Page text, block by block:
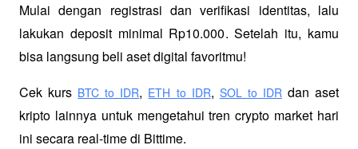
Mulai dengan registrasi dan verifikasi identitas, lalu
lakukan deposit minimal Rp10.000. Setelah itu, kamu
bisa langsung beli aset digital favoritmu!
Cek kurs BTC to IDR, ETH to IDR, SOL to IDR dan aset
kripto lainnya untuk mengetahui tren crypto market hari
ini secara real-time di Bittime.